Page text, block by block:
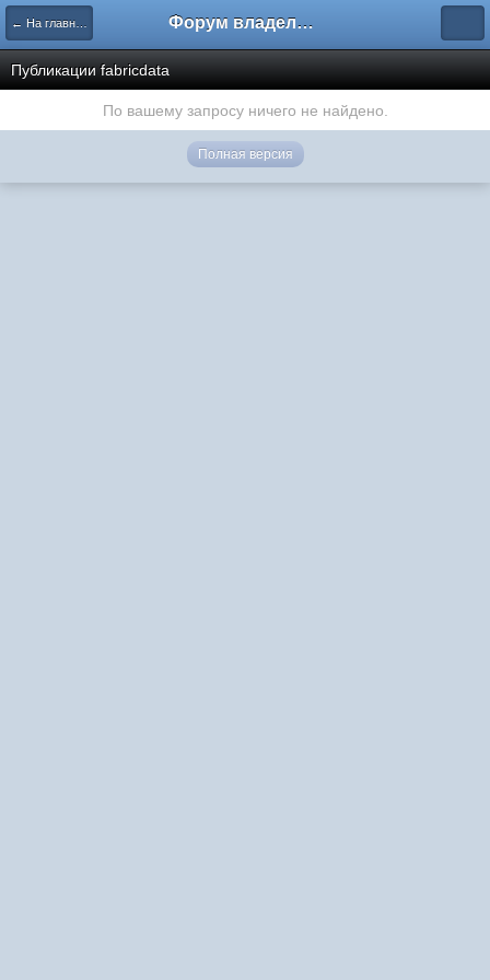
← На главную Форум владельцев интернет-магазинов
Публикации fabricdata
По вашему запросу ничего не найдено.
Полная версия